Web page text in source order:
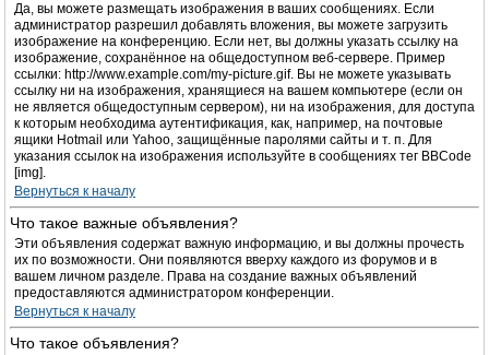
Да, вы можете размещать изображения в ваших сообщениях. Если
администратор разрешил добавлять вложения, вы можете загрузить
изображение на конференцию. Если нет, вы должны указать ссылку на
изображение, сохранённое на общедоступном веб-сервере. Пример
ссылки: http://www.example.com/my-picture.gif. Вы не можете указывать
ссылку ни на изображения, хранящиеся на вашем компьютере (если он
не является общедоступным сервером), ни на изображения, для доступа
к которым необходима аутентификация, как, например, на почтовые
ящики Hotmail или Yahoo, защищённые паролями сайты и т. п. Для
указания ссылок на изображения используйте в сообщениях тег BBCode
[img].
Вернуться к началу
Что такое важные объявления?
Эти объявления содержат важную информацию, и вы должны прочесть
их по возможности. Они появляются вверху каждого из форумов и в
вашем личном разделе. Права на создание важных объявлений
предоставляются администратором конференции.
Вернуться к началу
Что такое объявления?